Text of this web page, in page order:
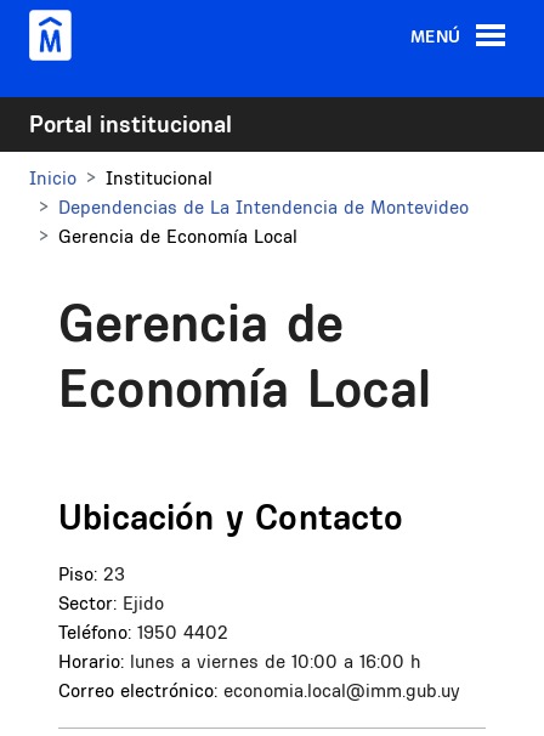
Pasar al contenido principal
MENÚ
Portal institucional
Inicio
Institucional
Dependencias de La Intendencia de Montevideo
Gerencia de Economía Local
Gerencia de
Economía Local
Ubicación y Contacto
Piso: 23
Sector: Ejido
Teléfono: 1950 4402
Horario: lunes a viernes de 10:00 a 16:00 h
Correo electrónico: economia.local@imm.gub.uy